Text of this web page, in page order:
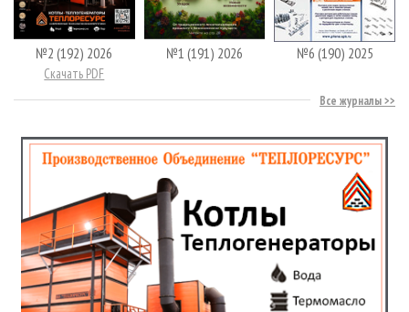
№2 (192) 2026
Скачать PDF
№1 (191) 2026 №6 (190) 2025
Все журналы